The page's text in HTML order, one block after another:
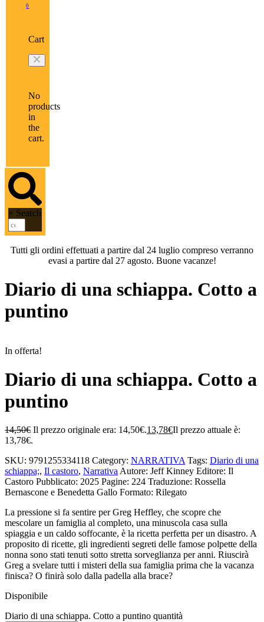
0
Cart
No
products
in
the
cart.
× Search
Tutti gli ordini effettuati a partire dal 24 luglio compreso verranno
evasi a partire dal 27 agosto. Buone vacanze!
Diario di una schiappa. Cotto a
puntino
In offerta!
Diario di una schiappa. Cotto a
puntino
14,50€ Il prezzo originale era: 14,50€.13,78€Il prezzo attuale è:
13,78€.
SKU: 9791255334118 Category: NARRATIVA Tags: Diario di una
schiappa;, Il castoro, NarrativaAutore: Jeff Kinney Editore: Il
Castoro Pubblicato: 2025 Pagine: 224 Traduzione: Rossella
Bernascone e Benedetta Gallo Formato: Rilegato
La pressione si fa sentire per Greg Heffley, che scopre che
mescolare un famiglia al completo, una minuscola casa sulla
spiaggia e un caldo soffocante, è la ricetta perfetta per un disastro. A
proposito di ricette, gli ingredienti segreti delle famose polpette della
nonna sono stati tenuti sotto stretta sorveglianza per anni. Riuscirà
Greg a svelare tutti i misteri della sua famiglia prima che la vacanza
finisca? O finirà solo dalla padella alla brace?
Disponibile
Diario di una schiappa. Cotto a puntino quantità